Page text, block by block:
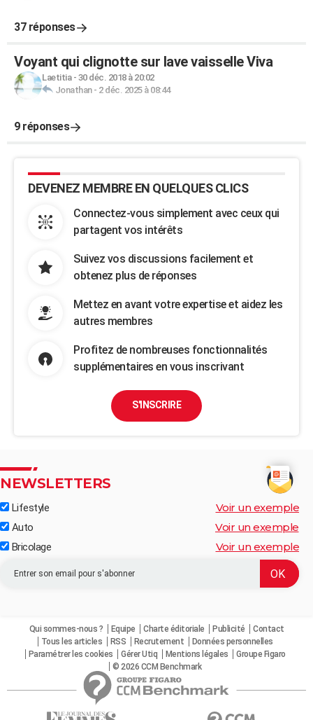
37 réponses
Voyant qui clignotte sur lave vaisselle Viva
Laetitia- 30 déc. 2018 à 20:02
Jonathan- 2 déc. 2025 à 08:44
9 réponses
DEVENEZ MEMBRE EN QUELQUES CLICS
Connectez-vous simplement avec ceux qui
partagent vos intérêts
Suivez vos discussions facilement et
obtenez plus de réponses
Mettez en avant votre expertise et aidez les
autres membres
Profitez de nombreuses fonctionnalités
supplémentaires en vous inscrivant
S'INSCRIRE
NEWSLETTERS
Lifestyle Voir un exemple
Auto Voir un exemple
Bricolage Voir un exemple
Qui sommes-nous ? Equipe Charte éditoriale Publicité
Contact
Tous les articles
RSS Recrutement
Données personnelles
Paramétrer les cookies
Gérer Utiq Mentions légales
Groupe Figaro
© 2026 CCM Benchmark